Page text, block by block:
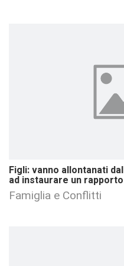
Figli: vanno allontanati
ad instaurare un
Famiglia e Conflitti